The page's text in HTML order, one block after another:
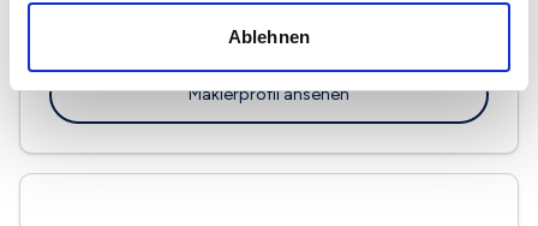
Ablehnen
Maklerprofil ansehen